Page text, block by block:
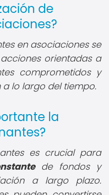
de
en asociaciones se
orientadas a
comprometidos y
lo largo del tiempo.
la
es crucial para
de fondos y
a largo plazo.